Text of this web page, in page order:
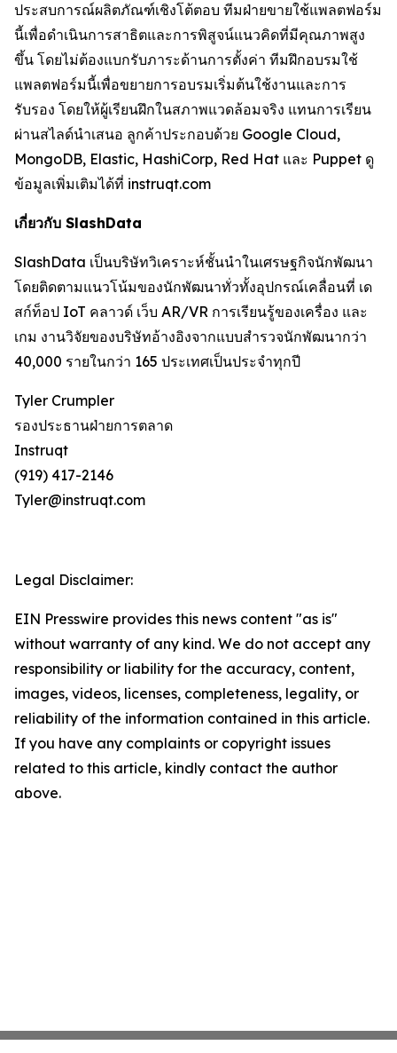
ประสบการณ์ผลิตภัณฑ์เชิงโต้ตอบ ทีมฝ่ายขายใช้แพลตฟอร์ม
นี้เพื่อดำเนินการสาธิตและการพิสูจน์แนวคิดที่มีคุณภาพสูง
ขึ้น โดยไม่ต้องแบกรับภาระด้านการตั้งค่า ทีมฝึกอบรมใช้
แพลตฟอร์มนี้เพื่อขยายการอบรมเริ่มต้นใช้งานและการ
รับรอง โดยให้ผู้เรียนฝึกในสภาพแวดล้อมจริง แทนการเรียน
ผ่านสไลด์นำเสนอ ลูกค้าประกอบด้วย Google Cloud,
MongoDB, Elastic, HashiCorp, Red Hat และ Puppet ดู
ข้อมูลเพิ่มเติมได้ที่ instruqt.com
เกี่ยวกับ SlashData
SlashData เป็นบริษัทวิเคราะห์ชั้นนำในเศรษฐกิจนักพัฒนา
โดยติดตามแนวโน้มของนักพัฒนาทั่วทั้งอุปกรณ์เคลื่อนที่ เด
สก์ท็อป IoT คลาวด์ เว็บ AR/VR การเรียนรู้ของเครื่อง และ
เกม งานวิจัยของบริษัทอ้างอิงจากแบบสำรวจนักพัฒนากว่า
40,000 รายในกว่า 165 ประเทศเป็นประจำทุกปี
Tyler Crumpler
รองประธานฝ่ายการตลาด
Instruqt
(919) 417-2146
Tyler@instruqt.com
Legal Disclaimer:
EIN Presswire provides this news content "as is"
without warranty of any kind. We do not accept any
responsibility or liability for the accuracy, content,
images, videos, licenses, completeness, legality, or
reliability of the information contained in this article.
If you have any complaints or copyright issues
related to this article, kindly contact the author
above.